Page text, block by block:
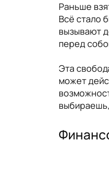
Раньше
Всё стало
вызывают
перед
Эта
может